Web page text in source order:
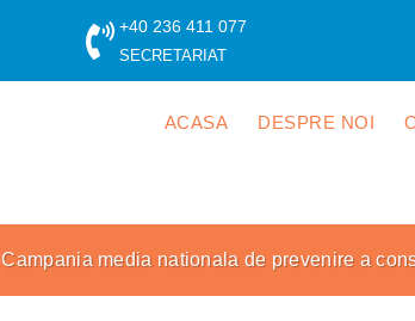
+40 236 411 077
SECRETARIAT
ACASA DESPRE NOI
Campania media nationala de prevenire a